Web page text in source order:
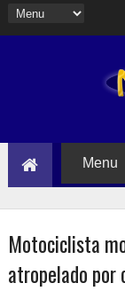
Motociclista
atropelado por